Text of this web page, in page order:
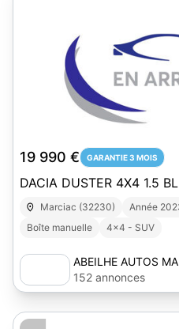
19 990 € GARANTIE 3 MOIS
DACIA DUSTER 4X4 1.5
Marciac (32230) Année
Boîte manuelle
4x4 - SUV
ABEILHE AUTOS
152 annonces